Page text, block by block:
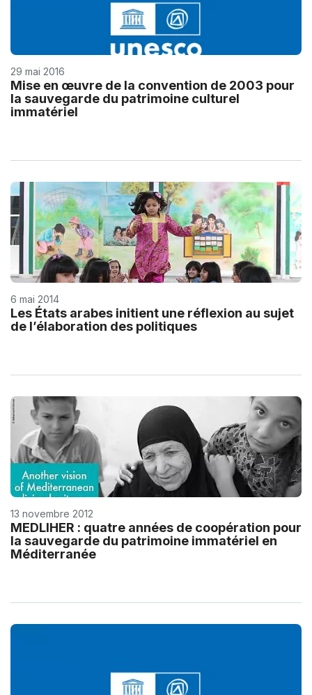
29 mai 2016
Mise en œuvre de la convention de 2003 pour
la sauvegarde du patrimoine culturel
immatériel
6 mai 2014
Les États arabes initient une réflexion au sujet
de l’élaboration des politiques
13 novembre 2012
MEDLIHER : quatre années de coopération pour
la sauvegarde du patrimoine immatériel en
Méditerranée